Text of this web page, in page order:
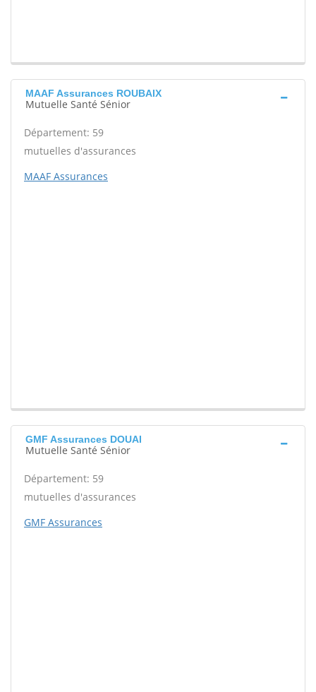
MAAF Assurances ROUBAIX
Mutuelle Santé Sénior
Département: 59
mutuelles d'assurances
MAAF Assurances
GMF Assurances DOUAI
Mutuelle Santé Sénior
Département: 59
mutuelles d'assurances
GMF Assurances